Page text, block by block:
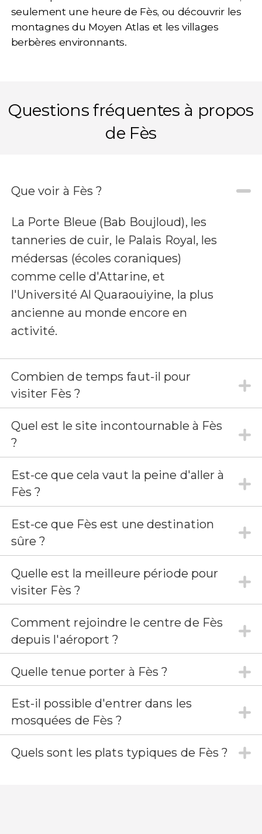
seulement une heure de Fès, ou découvrir les
montagnes du Moyen Atlas et les villages
berbères environnants.
Questions fréquentes à propos
de Fès
Que voir à Fès ?
La Porte Bleue (Bab Boujloud), les
tanneries de cuir, le Palais Royal, les
médersas (écoles coraniques)
comme celle d'Attarine, et
l'Université Al Quaraouiyine, la plus
ancienne au monde encore en
activité.
Combien de temps faut-il pour
visiter Fès ?
Quel est le site incontournable à Fès
?
Est-ce que cela vaut la peine d'aller à
Fès ?
Est-ce que Fès est une destination
sûre ?
Quelle est la meilleure période pour
visiter Fès ?
Comment rejoindre le centre de Fès
depuis l'aéroport ?
Quelle tenue porter à Fès ?
Est-il possible d'entrer dans les
mosquées de Fès ?
Quels sont les plats typiques de Fès ?